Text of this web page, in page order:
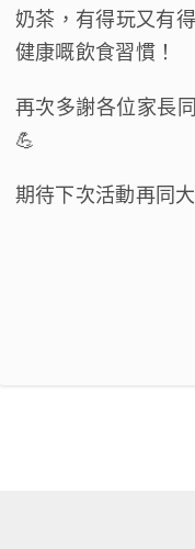
奶茶，有得玩又有
健康嘅飲食習慣！
再次多謝各位家長
💪
期待下次活動再同